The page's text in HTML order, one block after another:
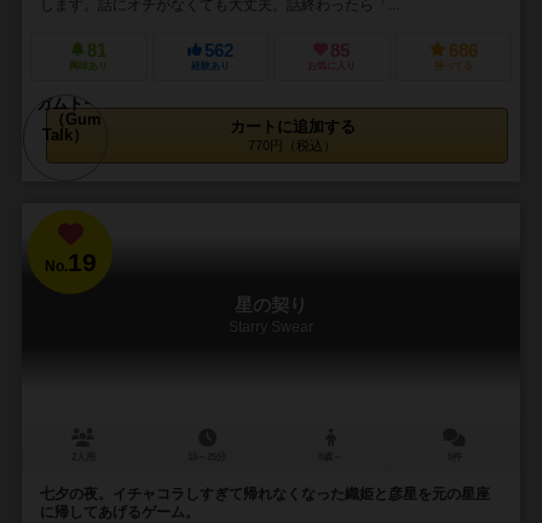
します。話にオチがなくても大丈夫。話終わったら「...
81
興味あり
562
経験あり
85
お気に入り
686
持ってる
カートに追加する
770円（税込）
No.19
星の契り
Starry Swear
七夕の夜。イチャコラしすぎて帰れなくなった織姫と彦星を元の星座
に帰してあげるゲーム。